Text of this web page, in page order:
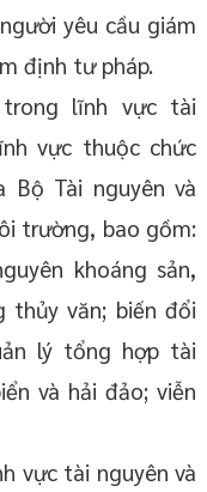
yêu cầu giám
định tư pháp.
lĩnh vực tài
vực thuộc chức
Bộ Tài nguyên và
trường, bao gồm:
khoáng sản,
văn; biến đổi
lý tổng hợp tài
và hải đảo; viễn
vực tài nguyên và